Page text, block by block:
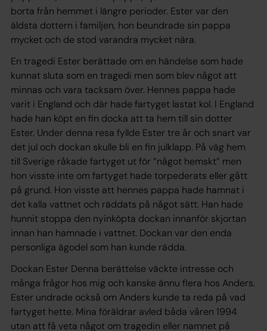
borta från hemmet i längre perioder. Ester var den
äldsta dottern i familjen, hon beundrade sin pappa
mycket och de stod varandra mycket nära.
En tragedi Ester berättade om en händelse som hade
kunnat sluta som en tragedi men som blev något att
minnas och vara tacksam över. Hennes pappa hade
varit i England och där hade fartyget lastat kol. I England
hade han köpt en fin docka att ta hem till sin dotter
Ester. Under denna resa fyllde Ester tre år och snart var
det jul och dockan skulle bli en fin julklapp. På väg hem
till Sverige råkade fartyget ut för ”något hemskt” men
hon visste inte om fartyget hade torpederats eller gått
på grund. Hon visste att hennes pappa hade hamnat i
det kalla vattnet och räddats på något sätt. Han hade
hunnit stoppa den nyinköpta dockan innanför skjortan
innan han hamnade i vattnet. Dockan var den enda
personliga ägodel som han kunde rädda.
Dockan Ester Denna berättelse väckte intresse och
många frågor hos mig och kanske ännu flera hos Anders.
Ester undrade också om Anders kunde ta reda på vad
fartyget hette. Mina föräldrar avled båda våren 1994
utan att få veta något om tragedin eller namnet på